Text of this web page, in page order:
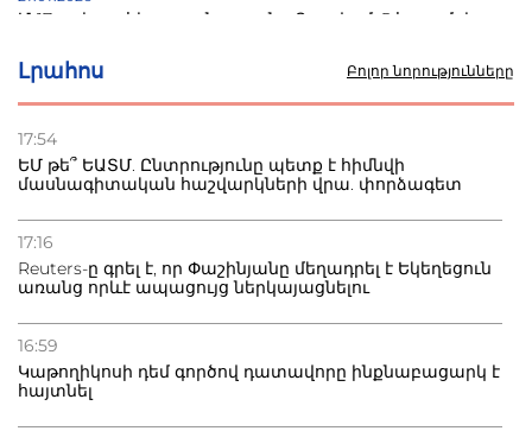
Լրահոս Բոլոր նորությունները
17:54
ԵՄ թե՞ ԵԱՏՄ. Ընտրությունը պետք է հիմնվի
մասնագիտական հաշվարկների վրա. փորձագետ
17:16
Reuters-ը գրել է, որ Փաշինյանը մեղադրել է Եկեղեցուն
առանց որևէ ապացույց ներկայացնելու
16:59
Կաթողիկոսի դեմ գործով դատավորը ինքնաբացարկ է
հայտնել
Մ-17 աշխարհի առաջնությունը Բաքվում. 5 հայ ըմբիշ
22.07.2026
տուժածներ կան
բնակվել Ռուսաստանում
Բաքվի բանտից գեներալ Մանուկյանը դիմել է
Փաշինյանին